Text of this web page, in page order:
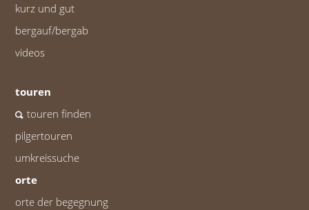
kurz und gut
bergauf/bergab
videos
touren
touren finden
pilgertouren
umkreissuche
orte
orte der begegnung